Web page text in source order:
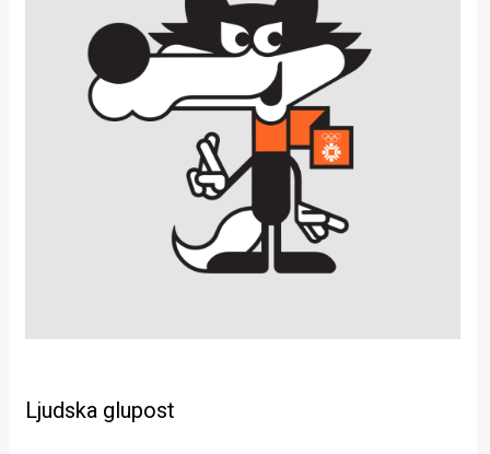
Ljudska glupost